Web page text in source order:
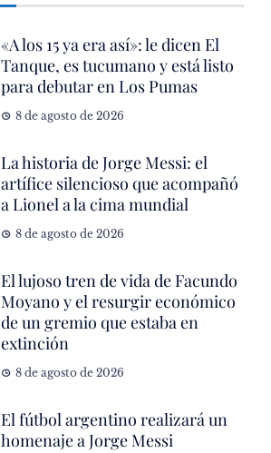
«A los 15 ya era así»: le dicen El
Tanque, es tucumano y está listo
para debutar en Los Pumas
8 de agosto de 2026
La historia de Jorge Messi: el
artífice silencioso que acompañó
a Lionel a la cima mundial
8 de agosto de 2026
El lujoso tren de vida de Facundo
Moyano y el resurgir económico
de un gremio que estaba en
extinción
8 de agosto de 2026
El fútbol argentino realizará un
homenaje a Jorge Messi